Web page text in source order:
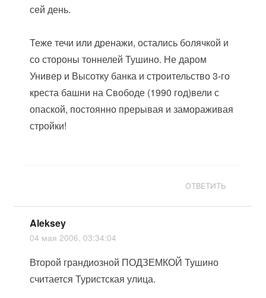
сей день.
Теже течи или дренажи, остались болячкой и
со стороны тоннелей Тушино. Не даром
Универ и Высотку банка и строительство 3-го
креста башни на Свободе (1990 год)вели с
опаской, постоянно прерывая и замораживая
стройки!
ОТВЕТИТЬ
Aleksey
04 мая 2006, 03:34:04
Второй грандиозной ПОДЗЕМКОЙ Тушино
считается Туристская улица.